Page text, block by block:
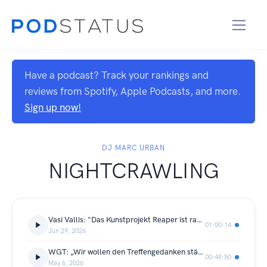
Have a podcast? Track your rankings and
reviews from Spotify, Apple Podcasts, and more.
Sign up now!
DJ MARC URBAN
NIGHTCRAWLING
Vasi Vallis: "Das Kunstprojekt Reaper ist radikal gescheitert!"
Jun 29, 2026
01:00:14
WGT: „Wir wollen den Treffengedanken stärken.“
May 6, 2026
00:48:50